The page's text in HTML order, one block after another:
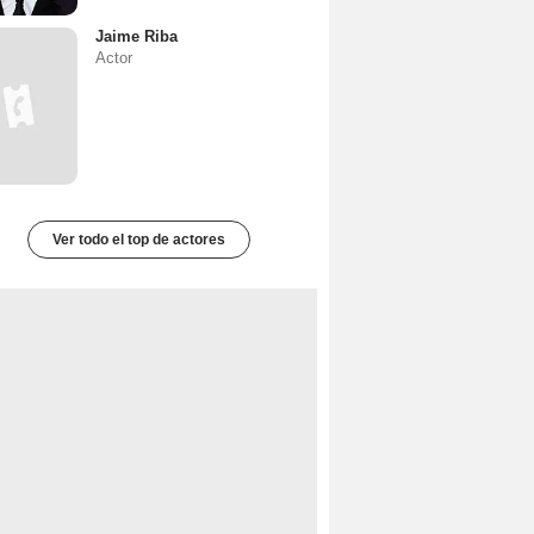
Jaime Riba
Actor
Ver todo el top de actores